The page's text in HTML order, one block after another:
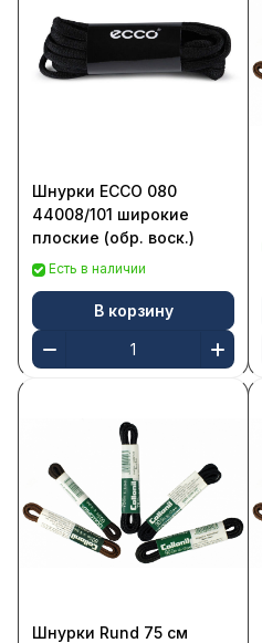
Шнурки ECCO 080
44008/101 широкие
плоские (обр. воск.)
Есть в наличии
В корзину
Шнурки Rund 75 см